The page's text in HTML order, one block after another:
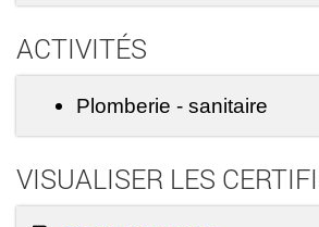
ACTIVITÉS
Plomberie - sanitaire
VISUALISER LES